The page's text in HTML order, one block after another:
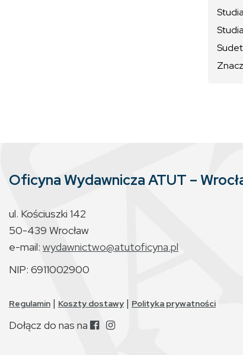
Oficyna Wydawnicza ATUT –
ul. Kościuszki 142
50-439 Wrocław
e-mail: wydawnictwo@atutoficyna.pl
NIP: 6911002900
Regulamin | Koszty dostawy | Polityka prywatności
Dołącz do nas na